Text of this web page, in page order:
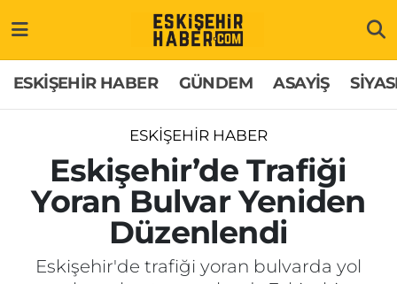
ESKİŞEHİR HABER GÜNDEM ASAYİŞ
ESKİŞEHİR HABER
Eskişehir’de Trafiği
Yoran Bulvar Yeniden
Düzenlendi
Eskişehir'de trafiği yoran bulvarda yol
GÜNDEM
ASAYİŞ
SİYASET
EKONOMİ
Hakkımızda
İletişim
Künye
Odunpazarı Trafik Yoğunluk Haritası
Süper Lig Puan Durumu ve Fikstür
Tüm Manşetler
Son Dakika Haberleri